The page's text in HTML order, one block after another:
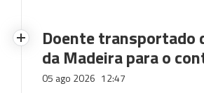
Doente transportado
da Madeira para o
05 ago 2026 12:47